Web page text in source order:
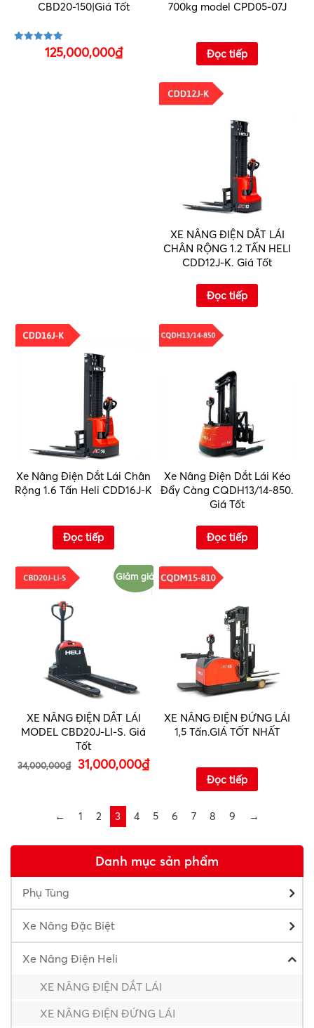
CBD20-150|Giá Tốt
Được xếp
hạng125,000,000₫
700kg model CPD05-07J
Đọc tiếp
XE NÂNG ĐIỆN DẮT LÁI
CHÂN RỘNG 1.2 TẤN HELI
CDD12J-K. Giá Tốt
Đọc tiếp
Xe Nâng Điện Dắt Lái Chân
Rộng 1.6 Tấn Heli CDD16J-K
Đọc tiếp
Xe Nâng Điện Dắt Lái Kéo
Đẩy Càng CQDH13/14-850.
Giá Tốt
Đọc tiếp
Giảm giá!
XE NÂNG ĐIỆN DẮT LÁI
MODEL CBD20J-LI-S. Giá
Tốt
34,000,000₫ 31,000,000₫
XE NÂNG ĐIỆN ĐỨNG LÁI
1,5 Tấn.GIÁ TỐT NHẤT
Đọc tiếp
← 1 2 3 4 5 6 7 8 9 →
Danh mục sản phẩm
Phụ Tùng
Xe Nâng Đặc Biệt
Xe Nâng Điện Heli
XE NÂNG ĐIỆN DẮT LÁI
XE NÂNG ĐIỆN ĐỨNG LÁI